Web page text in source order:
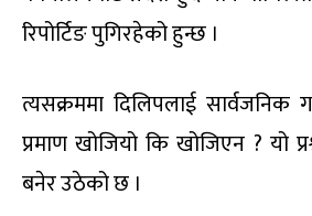
रिपोर्टिङ पुगिरहेको हुन्छ ।
त्यसक्रममा दिलिपलाई सार्वजनिक
प्रमाण खोजियो कि खोजिएन ? यो
बनेर उठेको छ ।